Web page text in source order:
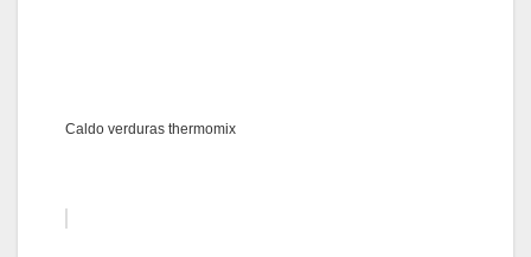
Caldo verduras thermomix